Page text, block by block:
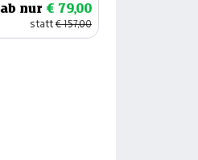
ab nur € 79,00
statt€ 157,00